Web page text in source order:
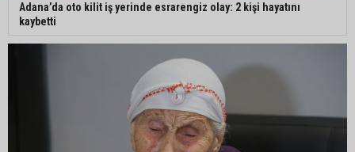
Adana’da oto kilit iş yerinde esrarengiz olay: 2 kişi hayatını
kaybetti